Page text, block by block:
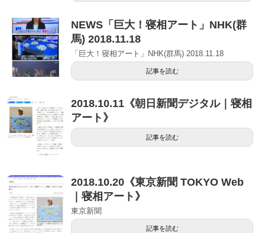
NEWS「巨大！寝相アート」NHK(群
馬) 2018.11.18
「巨大！寝相アート」NHK(群馬) 2018.11.18
記事を読む
2018.10.11《朝日新聞デジタル｜寝相
アート》
記事を読む
2018.10.20《東京新聞 TOKYO Web
｜寝相アート》
東京新聞
記事を読む